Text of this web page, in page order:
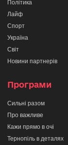
Політика
Лайф
Спорт
Україна
Світ
Новини партнерів
Програми
Сильні разом
Про важливе
Кажи прямо в очі
Тернопіль в деталях